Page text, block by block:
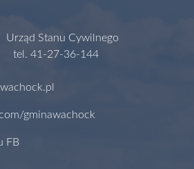
Stanu Cywilnego
41-27-36-144
gminawachock
FB